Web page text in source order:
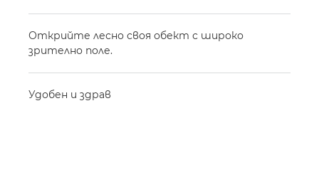
Открийте лесно своя обект с широко
зрително поле.
Удобен и здрав